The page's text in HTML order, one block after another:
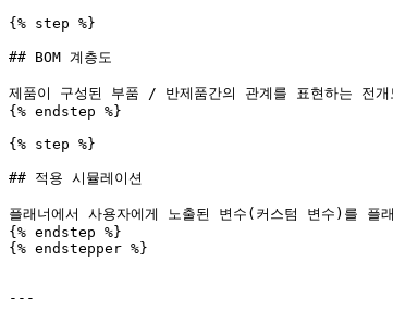
{% step %}
## BOM 계층도
제품이 구성된 부품 / 반제품간의 관계를 표현하는 전
{% endstep %}
{% step %}
## 적용 시뮬레이션
플래너에서 사용자에게 노출된 변수(커스텀 변수)를 플
{% endstep %}
{% endstepper %}
---